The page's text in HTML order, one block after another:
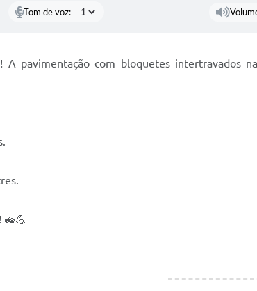
Tom de voz:
pavimentação com bloquetes intertravados
🚜💪